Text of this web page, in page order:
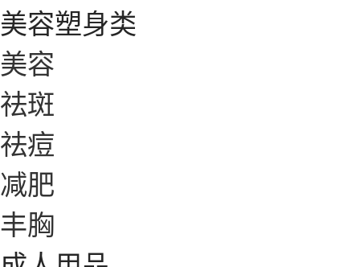
美容塑身类
美容
祛斑
祛痘
减肥
丰胸